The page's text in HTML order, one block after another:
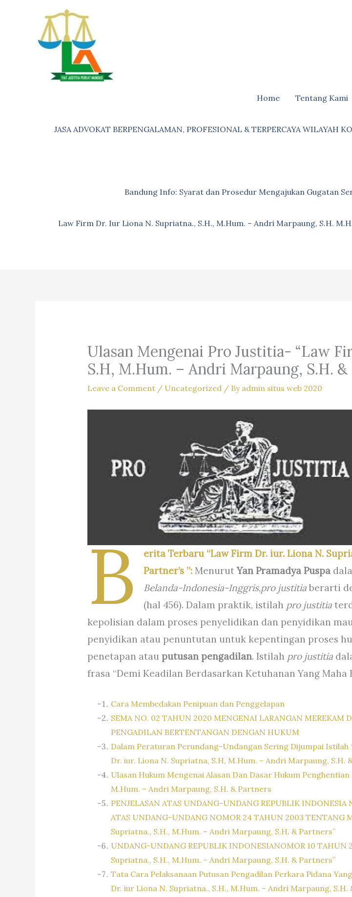
Home Tentang Kami
JASA ADVOKAT BERPENGALAMAN, PROFESIONAL & TERPERCAYA
Bandung Info: Syarat dan Prosedur Mengajukan Gugatan
Law Firm Dr. Iur Liona N. Supriatna., S.H., M.Hum. – Andri Marpaung, S.H.
Ulasan Mengenai Pro Justitia- “Law
S.H, M.Hum. – Andri Marpaung, S.H. &
Leave a Comment / Uncategorized/ By admin situs web 2020
B
erita Terbaru “Law Firm Dr. iur. Liona N.
Partner’s ”:MenurutYan Pramadya Puspa
Belanda-Indonesia-Inggris,pro justitiaberarti
(hal 456). Dalam praktik, istilah pro justitia
kepolisian dalam proses penyelidikan dan penyidikan
penyidikan atau penuntutan untuk kepentingan proses
penetapan atau putusan pengadilan. Istilah pro justitia
frasa “Demi Keadilan Berdasarkan Ketuhanan Yang Maha
Cara Membedakan Penipuan dan Penggelapan
SEMA NO. 02 TAHUN 2020 MENGENAI LARANGAN MEREKAM
PENGADILAN BERTENTANGAN DENGAN HUKUM
Dalam Peraturan Perundang-Undangan Sering Dijumpai Istilah
Dr. iur. Liona N. Supriatna, S.H, M.Hum. – Andri Marpaung, S.H.
Ulasan Hukum Mengenai Alasan Dan Dasar Hukum
M.Hum. – Andri Marpaung, S.H. & Partners
PENJELASAN ATAS UNDANG-UNDANG REPUBLIK
ATAS UNDANG-UNDANG NOMOR 24 TAHUN 2003 TENTANG
Supriatna., S.H., M.Hum. – Andri Marpaung, S.H. & Partners”
UNDANG-UNDANG REPUBLIK INDONESIANOMOR 10
Supriatna., S.H., M.Hum. – Andri Marpaung, S.H. & Partners”
Tata Cara Pelaksanaan Putusan Pengadilan Perkara Pidana
Dr. iur Liona N. Supriatna., S.H., M.Hum. – Andri Marpaung, S.H.